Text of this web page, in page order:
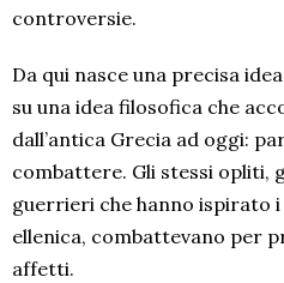
controversie.
Da qui nasce una precisa
su una idea filosofica che
dall’antica Grecia ad oggi:
combattere. Gli stessi opliti,
guerrieri che hanno ispirato
ellenica, combattevano per
affetti.